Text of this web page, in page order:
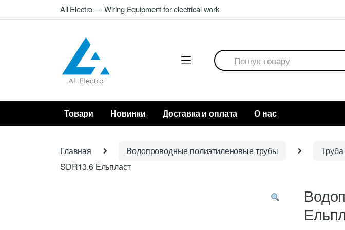
to
to
All Electro — Wiring Equipment for electrical work
Search
for:
Товари Новинки Доставка и оплата О нас
Главная Водопроводные полиэтиленовые трубы
SDR13.6 Ельпласт